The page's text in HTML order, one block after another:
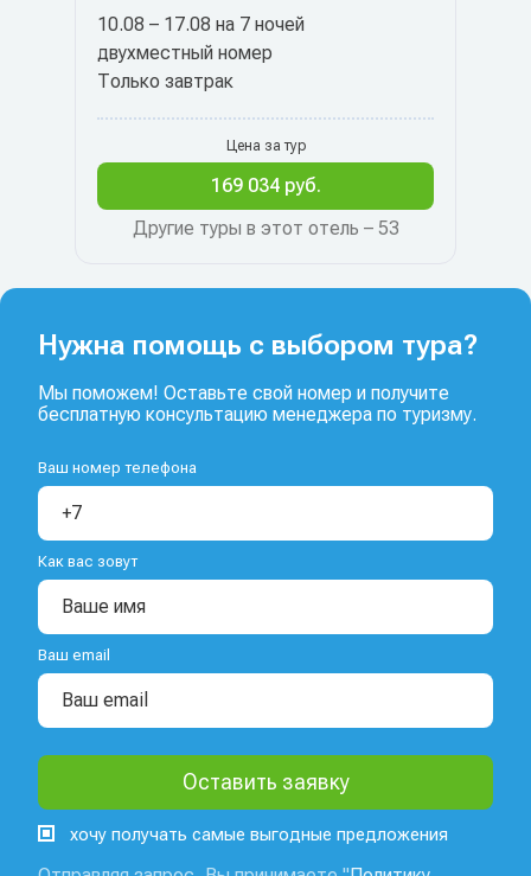
10.08 – 17.08 на 7 ночей
двухместный номер
Только завтрак
Другие туры в этот отель – 53
Цена за тур
169 034 руб.
Нужна помощь с выбором тура?
Мы поможем! Оставьте свой номер и получите
бесплатную консультацию менеджера по туризму.
Ваш номер телефона
Как вас зовут
Ваш email
хочу получать самые выгодные предложения